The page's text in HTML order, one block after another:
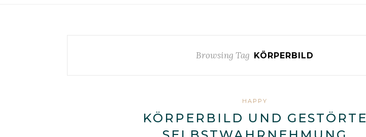
Browsing Tag KÖRPERBILD
HAPPY
KÖRPERBILD UND GESTÖRTE